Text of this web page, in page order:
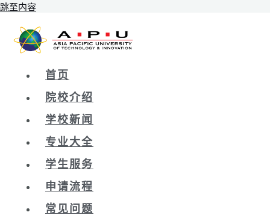
跳至内容
首页
院校介绍
学校新闻
专业大全
学生服务
申请流程
常见问题